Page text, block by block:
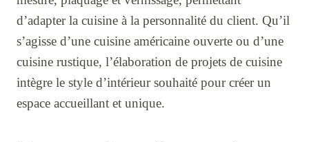
d’adapter la cuisine à la personnalité du client. Qu’il
s’agisse d’une cuisine américaine ouverte ou d’une
cuisine rustique, l’élaboration de projets de cuisine
intègre le style d’intérieur souhaité pour créer un
espace accueillant et unique.